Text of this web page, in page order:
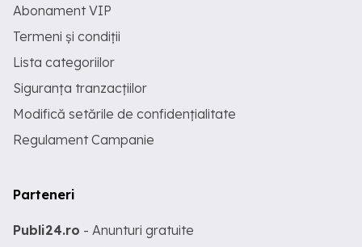
Abonament VIP
Termeni și condiții
Lista categoriilor
Siguranța tranzacțiilor
Modifică setările de confidențialitate
Regulament Campanie
Parteneri
Publi24.ro - Anunturi gratuite